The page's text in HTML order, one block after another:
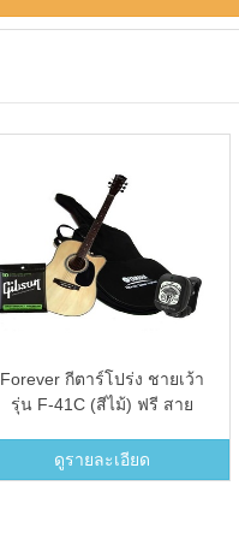
Forever กีตาร์โปร่ง ชายเว้า
รุ่น F-41C (สีไม้) ฟรี สาย
ทูนเนอร์
ดูรายละเอียด